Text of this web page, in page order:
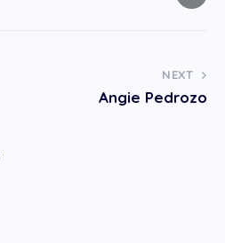
NEXT
Angie Pedrozo